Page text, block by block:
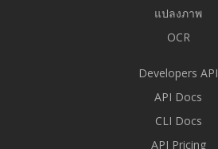
แปลงภาพ
OCR
Developers API
API Docs
CLI Docs
API Pricing